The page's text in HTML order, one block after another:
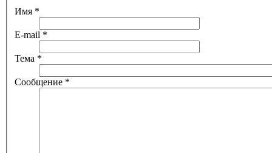
Имя *
E-mail *
Тема *
Сообщение *